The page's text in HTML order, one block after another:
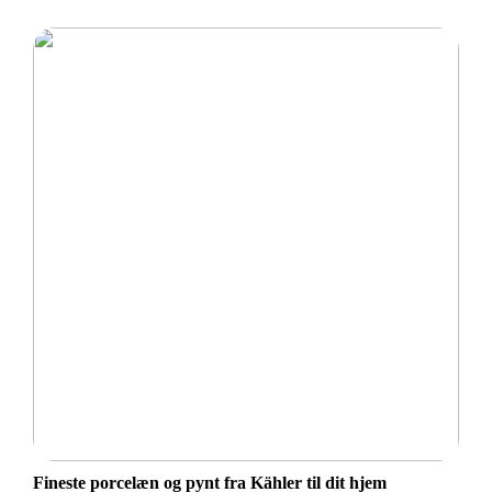
Fineste porcelæn og pynt fra Kähler til dit hjem